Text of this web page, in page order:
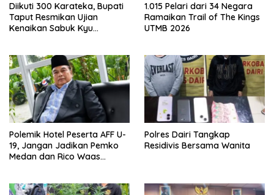
Diikuti 300 Karateka, Bupati
Taput Resmikan Ujian
Kenaikan Sabuk Kyu
1.015 Pelari dari 34 Negara
Ramaikan Trail of The Kings
UTMB 2026
Polemik Hotel Peserta AFF U-
19, Jangan Jadikan Pemko
Medan dan Rico Waas
Polres Dairi Tangkap
Residivis Bersama Wanita